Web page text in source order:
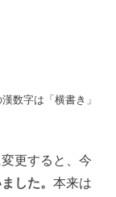
数字は「横書き」
更すると、今
した。 本来は